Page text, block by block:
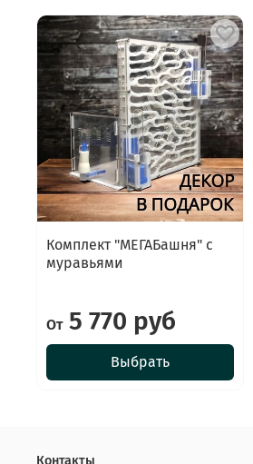
Комплект "МЕГАБашня" с
муравьями
От5 770 руб
Выбрать
Контакты